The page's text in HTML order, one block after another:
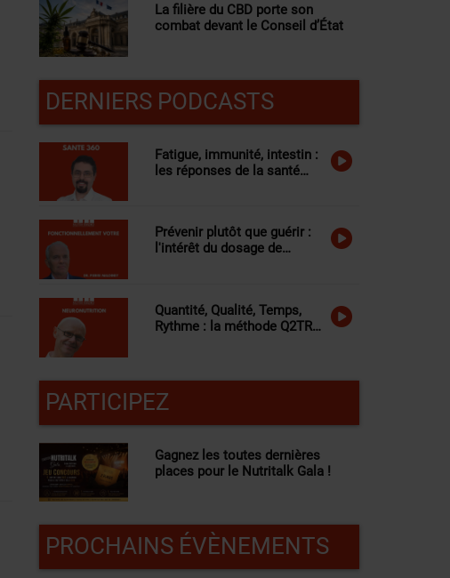
La filière du CBD porte son
combat devant le Conseil d’État
DERNIERS PODCASTS
Fatigue, immunité, intestin :
les réponses de la santé
Prévenir plutôt que guérir :
l'intérêt du dosage de
Quantité, Qualité, Temps,
Rythme : la méthode Q2TR
PARTICIPEZ
Gagnez les toutes dernières
places pour le Nutritalk Gala !
PROCHAINS ÉVÈNEMENTS